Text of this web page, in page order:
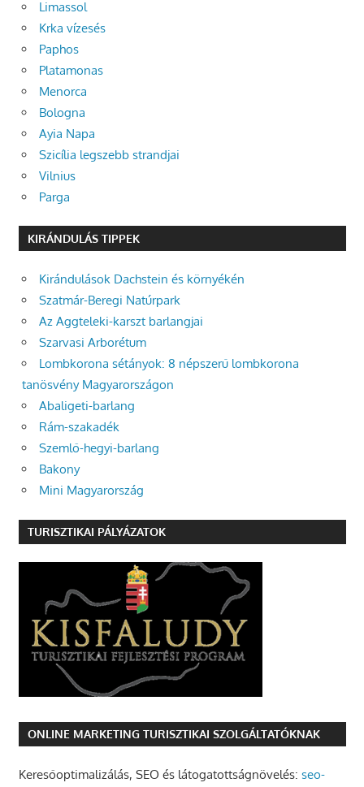
Limassol
Krka vízesés
Paphos
Platamonas
Menorca
Bologna
Ayia Napa
Szicília legszebb strandjai
Vilnius
Parga
KIRÁNDULÁS TIPPEK
Kirándulások Dachstein és környékén
Szatmár-Beregi Natúrpark
Az Aggteleki-karszt barlangjai
Szarvasi Arborétum
Lombkorona sétányok: 8 népszerű lombkorona
tanösvény Magyarországon
Abaligeti-barlang
Rám-szakadék
Szemlő-hegyi-barlang
Bakony
Mini Magyarország
TURISZTIKAI PÁLYÁZATOK
ONLINE MARKETING TURISZTIKAI SZOLGÁLTATÓKNAK
Keresőoptimalizálás, SEO és látogatottságnövelés: seo-